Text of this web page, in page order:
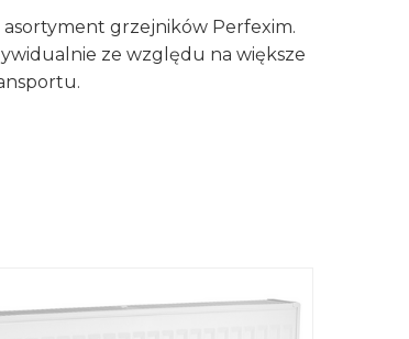
asortyment grzejników Perfexim.
ze względu na większe